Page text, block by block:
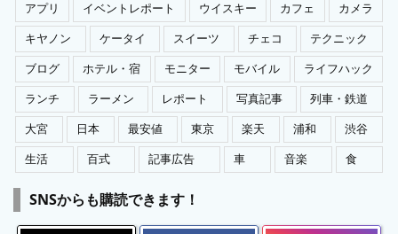
アプリ
イベントレポート ウイスキー カフェ
カメラ
キヤノン
ケータイ スイーツ チェコ
テクニック
ブログ
ホテル・宿 モニター モバイル
ライフハック
ランチ
ラーメン レポート 写真記事
列車・鉄道
大宮
日本 最安値 東京 楽天 浦和
渋谷
生活
百式 記事広告 車 音楽 食
SNSからも購読できます！